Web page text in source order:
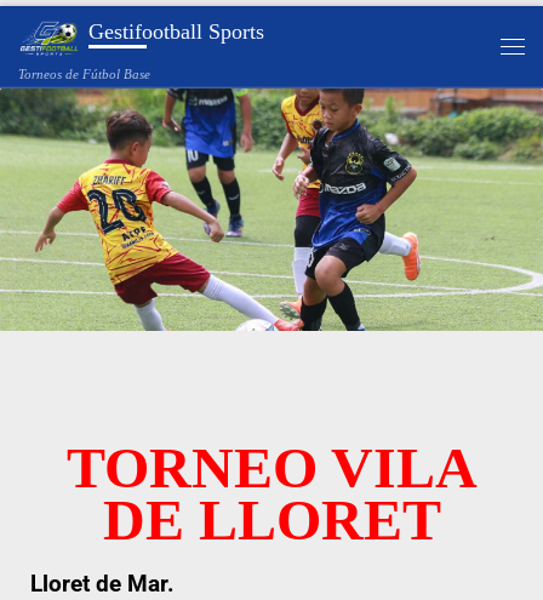
Saltar al contenidoGestifootball Sports
Torneos de Fútbol Base
TORNEO VILA
DE LLORET
Lloret de Mar.